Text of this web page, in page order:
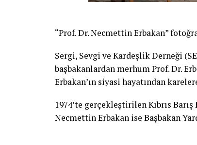
“Prof. Dr. Necmettin Erbakan”
Sergi, Sevgi ve Kardeşlik Derneği
başbakanlardan merhum Prof. Dr.
Erbakan’ın siyasi hayatından
1974’te gerçekleştirilen Kıbrıs
Necmettin Erbakan ise Başbakan